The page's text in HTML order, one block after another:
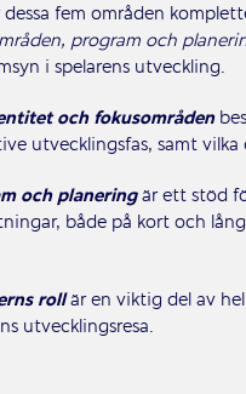
fem områden
program och
i spelarens utveckling.
och fokusområden
utvecklingsfas, samt
och planeringär ett stöd
både på kort och
rollär en viktig del av
utvecklingsresa.